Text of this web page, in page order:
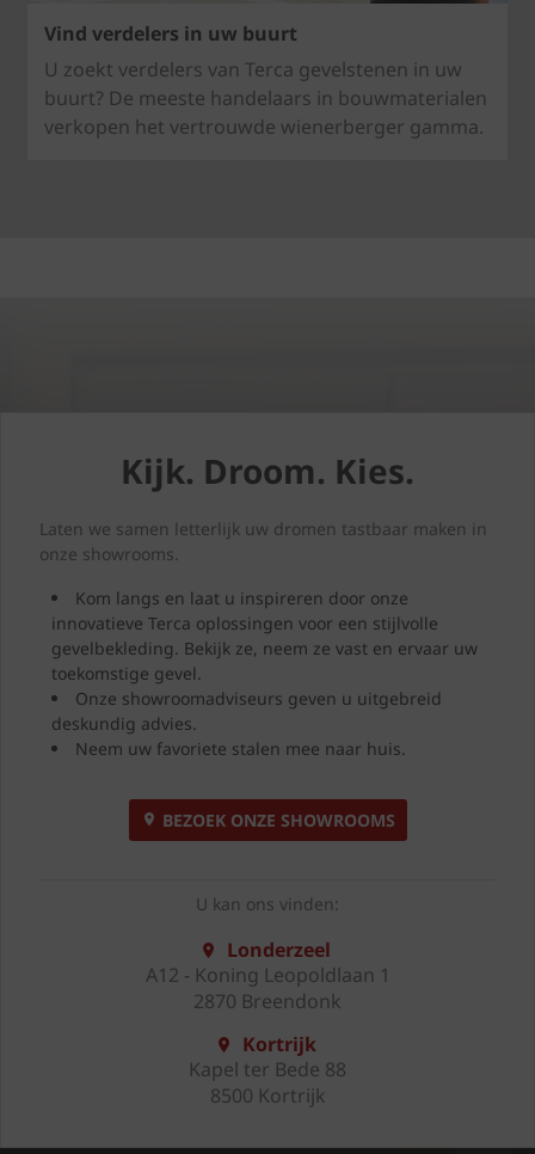
Vind verdelers in uw buurt
U zoekt verdelers van Terca gevelstenen in uw
buurt? De meeste handelaars in bouwmaterialen
verkopen het vertrouwde wienerberger gamma.
Kijk. Droom. Kies.
Laten we samen letterlijk uw dromen tastbaar maken in
onze showrooms.
Kom langs en laat u inspireren door onze
innovatieve Terca oplossingen voor een stijlvolle
gevelbekleding. Bekijk ze, neem ze vast en ervaar uw
toekomstige gevel.
Onze showroomadviseurs geven u uitgebreid
deskundig advies.
Neem uw favoriete stalen mee naar huis.
BEZOEK ONZE SHOWROOMS
U kan ons vinden:
Londerzeel
A12 - Koning Leopoldlaan 1
2870 Breendonk
Kortrijk
Kapel ter Bede 88
8500 Kortrijk